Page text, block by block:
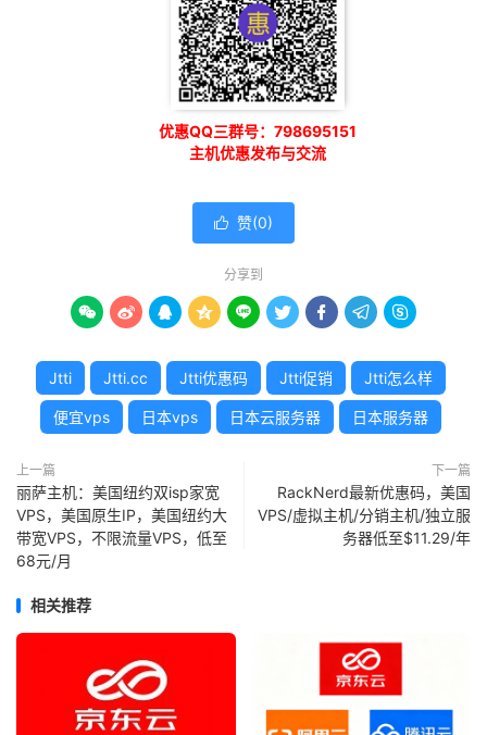
优惠QQ三群号：798695151
主机优惠发布与交流
 赞(0)
分享到
        
Jtti Jtti.cc Jtti优惠码 Jtti促销 Jtti怎么样
便宜vps 日本vps 日本云服务器 日本服务器
上一篇
丽萨主机：美国纽约双isp家宽
VPS，美国原生IP，美国纽约大
带宽VPS，不限流量VPS，低至
68元/月
下一篇
RackNerd最新优惠码，美国
VPS/虚拟主机/分销主机/独立服
务器低至$11.29/年
相关推荐